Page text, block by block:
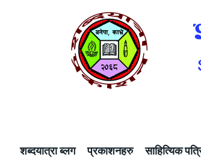
शब्दयात्रा ब्लग प्रकाशनहरु साहित्यिक